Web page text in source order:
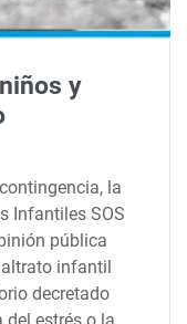
y
la
Infantiles SOS
pública
infantil
decretado
del estrés o la